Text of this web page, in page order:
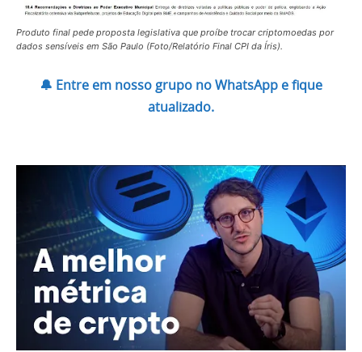
Produto final pede proposta legislativa que proíbe trocar criptomoedas por
dados sensíveis em São Paulo (Foto/Relatório Final CPI da Íris).
🔔 Entre em nosso grupo no WhatsApp e fique
atualizado.